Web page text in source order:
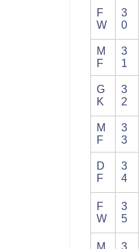
F
W
3
0
M
F
3
1
G
K
3
2
M
F
3
3
D
F
3
4
F
W
3
5